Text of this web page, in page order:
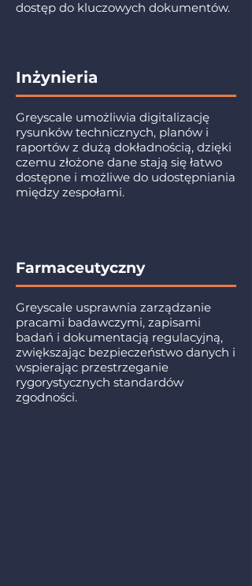
dostęp do kluczowych dokumentów.
Inżynieria
Greyscale umożliwia digitalizację
rysunków technicznych, planów i
raportów z dużą dokładnością, dzięki
czemu złożone dane stają się łatwo
dostępne i możliwe do udostępniania
między zespołami.
Farmaceutyczny
Greyscale usprawnia zarządzanie
pracami badawczymi, zapisami
badań i dokumentacją regulacyjną,
zwiększając bezpieczeństwo danych i
wspierając przestrzeganie
rygorystycznych standardów
zgodności.